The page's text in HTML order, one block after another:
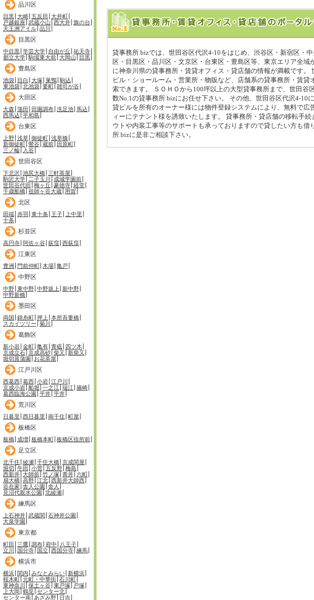
貸事務所.bizでは、世田谷区代沢4-10をはじめ、渋谷区・新宿区・
区・目黒区・品川区・文京区・台東区・豊島区等、東京エリア全域
に神奈川県の貸事務所・賃貸オフィス・貸店舗の情報が満載です。
ビル・ショールーム・営業所・物販など、店舗系の貸事務所・賃貸
索できます。 ＳＯＨＯから100坪以上の大型貸事務所まで、世田谷
数No.1の貸事務所.bizにお任せ下さい。 その他、世田谷区代沢4-10
貸ビルを所有のオーナー様には物件登録システムにより、無料で広
ィーにテナント様を誘致いたします。 貸事務所・貸店舗の移転手
ウトや内装工事等のサポートも承っておりますので貸したい方も借
所.bizに是非ご相談下さい。
品川区
目黒 大崎 五反田 大井町
戸越銀座 武蔵小山 西大井 旗の台
天王洲アイル 品川
目黒区
中目黒 学芸大学 自由が丘 祐天寺
都立大学 駒場東大前 大岡山 目黒
豊島区
池袋 目白 大塚 巣鴨 駒込
東池袋 北池袋 要町 雑司が谷
大田区
大森 蒲田 田園調布 洗足池 馬込
西馬込 平和島
台東区
上野 浅草 御徒町 浅草橋
新御徒町 鶯谷 蔵前 田原町
三ノ輪
入谷
世田谷区
下北沢 池尻大橋 三軒茶屋
駒沢大学 二子玉川
成城学園前
世田谷代田 梅ヶ丘 豪徳寺 経堂
千歳船橋 祖師ヶ谷大蔵 用賀
北区
田端 赤羽 東十条 王子
上中里
十条
杉並区
高円寺 阿佐ヶ谷 荻窪 西荻窪
江東区
豊洲 門前仲町 木場 亀戸
中野区
中野 東中野 中野坂上
新中野
中野新橋
墨田区
両国 錦糸町 押上 本所吾妻橋
スカイツリー 菊川
葛飾区
新小岩 金町 亀有 青砥
四ツ木
京成立石 京成高砂 柴又
新柴又
堀切菖蒲園
お花茶屋
江戸川区
西葛西 葛西 小岩 江戸川
京成小岩 船堀 一之江 瑞江 篠崎
葛西臨海公園
平井 平井
荒川区
日暮里 西日暮里 南千住 町屋
板橋区
板橋 成増 板橋本町 板橋区役所前
足立区
北千住 綾瀬 千住大橋 京成関屋
堀切 牛田 小菅 五反野 梅島
西新井 大師前 竹ノ塚 青井 六町
扇大橋 高野 江北 西新井大師西
谷在家 舎人公園
舎人
見沼代親水公園
北綾瀬
練馬区
上石神井 武蔵関 石神井公園
大泉学園
東京都
町田 三鷹 調布 府中
八王子
立川
国分寺 国立 西国分寺 練馬
横浜市
横浜 関内 みなとみらい 新横浜
桜木町 元町・中華街 石川町
東神奈川
保土ヶ谷 東戸塚
戸塚
上大岡 鶴見
センター北
センター南 あざみ野 日吉